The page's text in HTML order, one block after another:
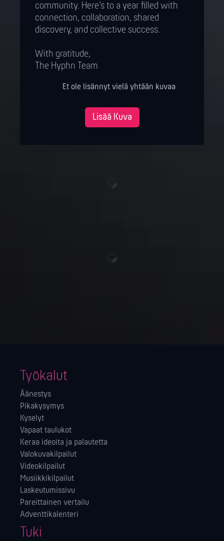
community. Here’s to a year filled with
connection, collaboration, shared
discovery, and collective success.
With gratitude,
The Hyphn Team
Et ole lisännyt vielä yhtään kuvaa
Lisää Kuva
Työkalut
Äänestys
Pikakysymys
Kyselyt
Vapaat taulukot
Keraa ideoita ja palautetta
Valokuvakilpailut
Videokilpailut
Musiikkikilpailut
Laskeutumissivu
Pareittainen vertailu
Adventtikalenteri
Tuki